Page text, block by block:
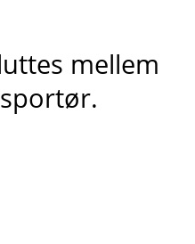
mellem